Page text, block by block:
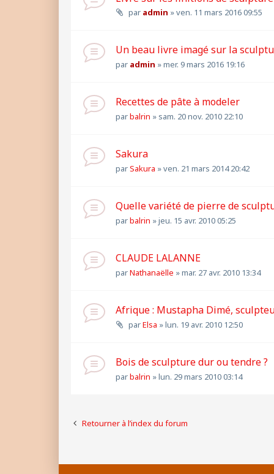
par admin »ven. 11 mars 2016 09:55
Un beau livre imagé sur la
par admin »mer. 9 mars 2016 19:16
Recettes de pâte à modeler
parbalrin » sam. 20 nov. 2010 22:10
Sakura
parSakura »ven. 21 mars 2014 20:42
Quelle variété de pierre de
parbalrin »jeu. 15 avr. 2010 05:25
CLAUDE LALANNE
parNathanaëlle »mar. 27 avr. 2010 13:34
Afrique : Mustapha Dimé,
parElsa »lun. 19 avr. 2010 12:50
Bois de sculpture dur ou tendre ?
parbalrin »lun. 29 mars 2010 03:14
Retourner à l’index du forum